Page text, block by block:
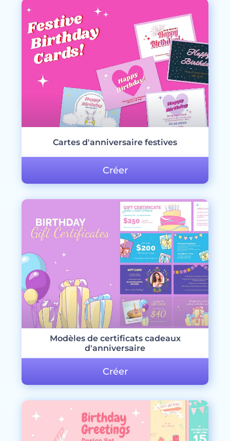
Cartes d'anniversaire festives
Créer
Modèles de certificats cadeaux
d'anniversaire
Créer